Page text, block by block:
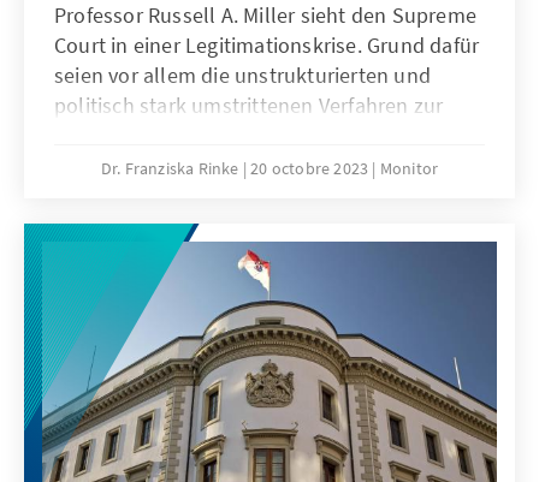
Professor Russell A. Miller sieht den Supreme
Court in einer Legitimationskrise. Grund dafür
seien vor allem die unstrukturierten und
politisch stark umstrittenen Verfahren zur
fordert nachdrücklich einen Verhaltenskodex
öffentlichkeitswirksamsten agierende Gericht
des Landes. Dies würde dazu beitragen, den
Ruf und die Integrität des Gerichtshofs als
geschätzte Institution zu festigen und zu
stärken. Um die Krise des Supreme Court zu
überwinden, müsse zuallererst die Krise der
amerikanischen Politik bewältigt werden.
Dr. Franziska Rinke 20 octobre 2023 Monitor